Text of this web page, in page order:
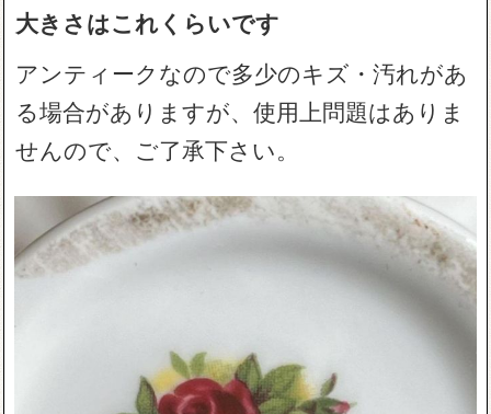
大きさはこれくらいです
アンティークなので多少のキズ・汚れがあ
る場合がありますが、使用上問題はありま
せんので、ご了承下さい。